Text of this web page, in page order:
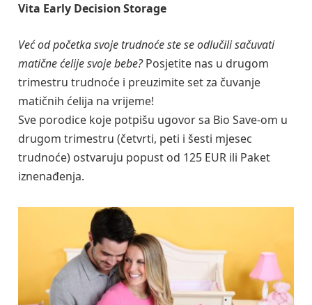
Vita Early Decision Storage
Već od početka svoje trudnoće ste se odlučili sačuvati
matične ćelije svoje bebe?Posjetite nas u drugom
trimestru trudnoće i preuzimite set za čuvanje
matičnih ćelija na vrijeme!
Sve porodice koje potpišu ugovor sa Bio Save-om u
drugom trimestru (četvrti, peti i šesti mjesec
trudnoće) ostvaruju popust od 125 EUR ili Paket
iznenađenja.